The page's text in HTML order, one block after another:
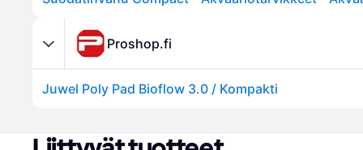
Proshop.fi
Juwel Poly Pad Bioflow 3.0 / Kompakti